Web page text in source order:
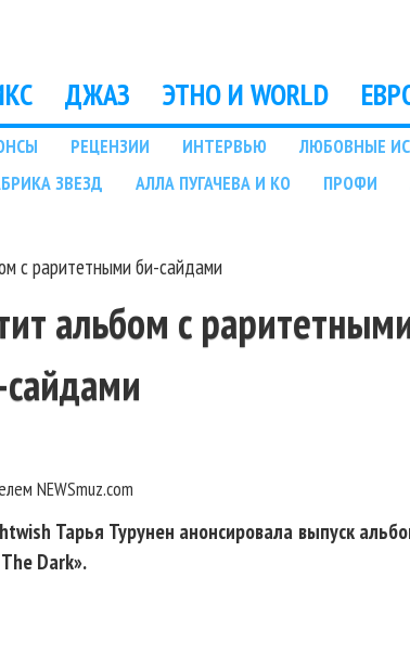
ДЖАЗ ЭТНО И WORLD
РЕЦЕНЗИИ ИНТЕРВЬЮ ЛЮБОВНЫЕ
ЗВЕЗД АЛЛА ПУГАЧЕВА И КО ПРОФИ
с раритетными би-сайдами
альбом с
NEWSmuz.com
Тарья Турунен анонсировала выпуск
Dark».